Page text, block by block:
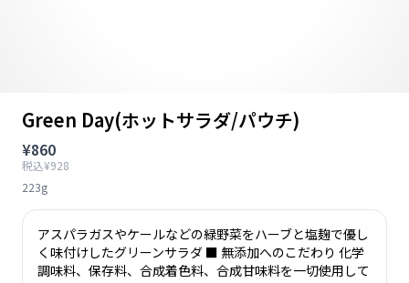
Green Day(ホットサラダ/パウチ)
¥860
税込¥928
223g
アスパラガスやケールなどの緑野菜をハーブと塩麹で優し
く味付けしたグリーンサラダ ■ 無添加へのこだわり 化学
調味料、保存料、合成着色料、合成甘味料を一切使用して